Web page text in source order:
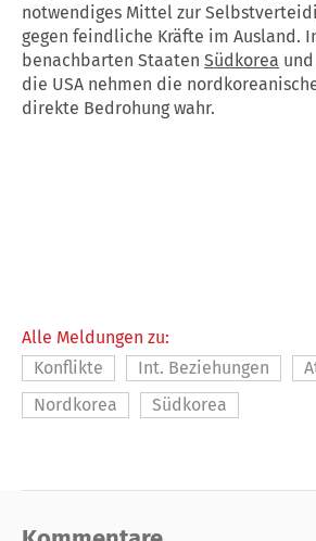
notwendiges Mittel zur
gegen feindliche Kräfte im Ausland.
benachbarten Staaten Südkorea
die USA nehmen die
direkte Bedrohung wahr.
Alle Meldungen zu:
Konflikte
Int. Beziehungen
Nordkorea
Südkorea